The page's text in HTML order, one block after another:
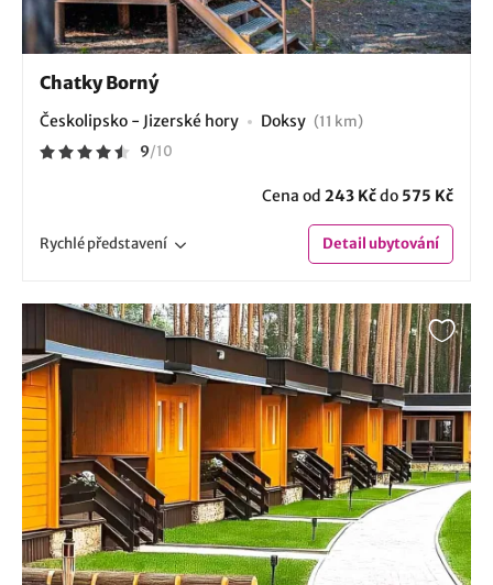
Chatky Borný
Českolipsko - Jizerské hory Doksy (11 km)
9/10
Cena od 243 Kčdo 575 Kč
Rychlépředstavení Detailubytování